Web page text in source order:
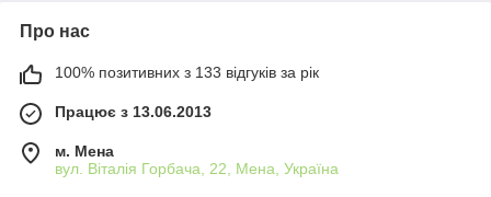
Про нас
100% позитивних з 133 відгуків за рік
Працює з 13.06.2013
м. Мена
вул. Віталія Горбача, 22, Мена, Україна